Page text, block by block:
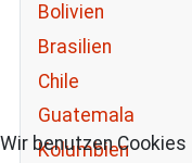
Bolivien
Brasilien
Chile
Guatemala
Kolumbien
Wir benutzen Cookies